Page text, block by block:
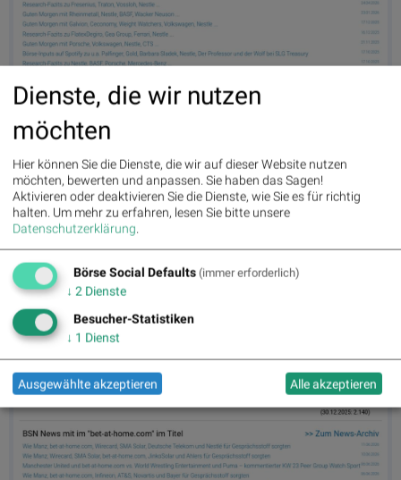
Nestlé am 10.6. 2,57%, Volumen 107% normaler Tage
SMA Solar am 10.6. -4,42%, Volumen 112% normaler Tage
Dienste, die wir nutzen
möchten
Hier können Sie die Dienste, die wir auf dieser Website nutzen
möchten, bewerten und anpassen. Sie haben das Sagen!
Aktivieren oder deaktivieren Sie die Dienste, wie Sie es für richtig
halten. Um mehr zu erfahren, lesen Sie bitte unsere
Datenschutzerklärung.
Börse Social Defaults (immer erforderlich)
↓ 2 Dienste
Besucher-Statistiken
↓ 1 Dienst
Ausgewählte akzeptieren Alle akzeptieren